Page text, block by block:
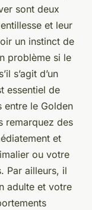
sont deux
et leur
un instinct de
problème si le
s’agit d’un
essentiel de
entre le Golden
remarquez des
et
ou votre
Par ailleurs, il
adulte et votre